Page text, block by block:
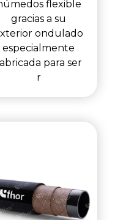
flexible
gracias a su
ondulado
especialmente
para ser
r